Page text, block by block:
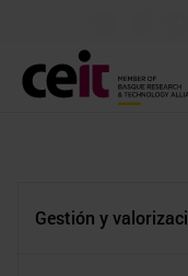
Gestión y